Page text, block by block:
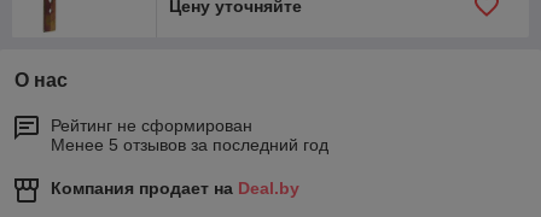
Цену уточняйте
О нас
Рейтинг не сформирован
Менее 5 отзывов за последний год
Компания продает на Deal.by